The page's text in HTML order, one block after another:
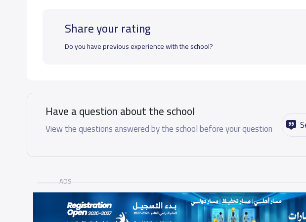
Share your rating
Do you have previous experience with the school?
Have a question about the school
View the questions answered by the school before your question
ADS